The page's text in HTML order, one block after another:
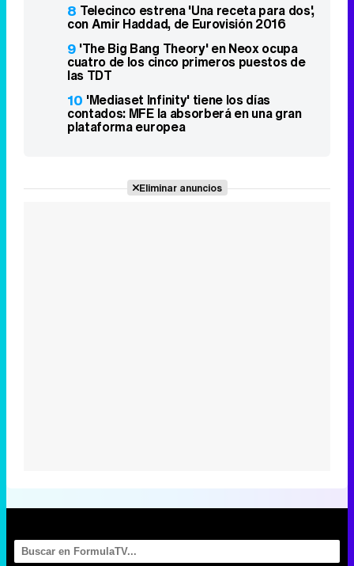
8 Telecinco estrena 'Una receta para dos',
con Amir Haddad, de Eurovisión 2016
9 'The Big Bang Theory' en Neox ocupa
cuatro de los cinco primeros puestos de
las TDT
10 'Mediaset Infinity' tiene los días
contados: MFE la absorberá en una gran
plataforma europea
Eliminar anuncios